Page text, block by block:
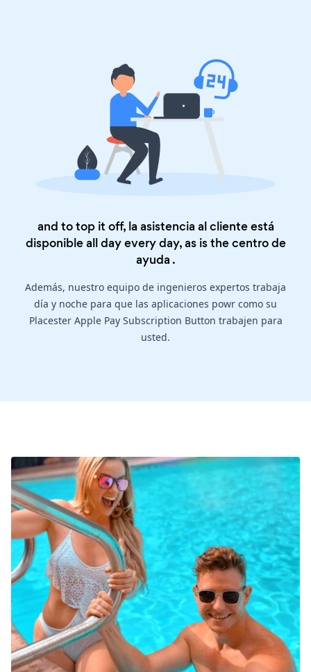
and to top it off, la asistencia al cliente está
disponible all day every day, as is thecentro de
ayuda .
Además, nuestro equipo de ingenieros expertos trabaja
día y noche para que las aplicaciones powr como su
Placester Apple Pay Subscription Button trabajen para
usted.